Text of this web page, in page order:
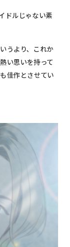
ドルじゃない素
うより、これか
い思いを持って
佳作とさせてい